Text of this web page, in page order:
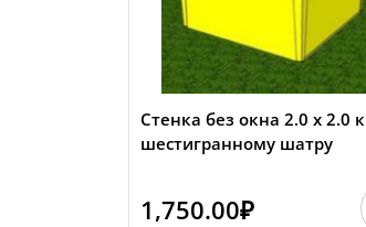
Стенка без окна 2.0 х 2.0 к
шестигранному шатру
1,750.00₽